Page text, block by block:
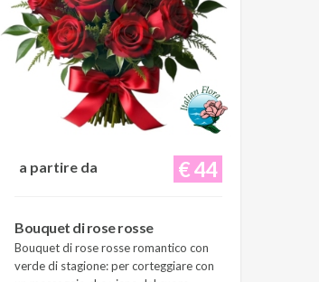
€ 44
a partire da
Bouquet di rose rosse
Bouquet di rose rosse romantico con
verde di stagione: per corteggiare con